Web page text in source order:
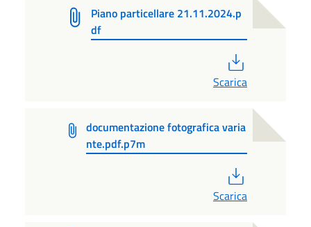
Piano particellare 21.11.2024.p
df
Scarica
documentazione fotografica varia
nte.pdf.p7m
Scarica